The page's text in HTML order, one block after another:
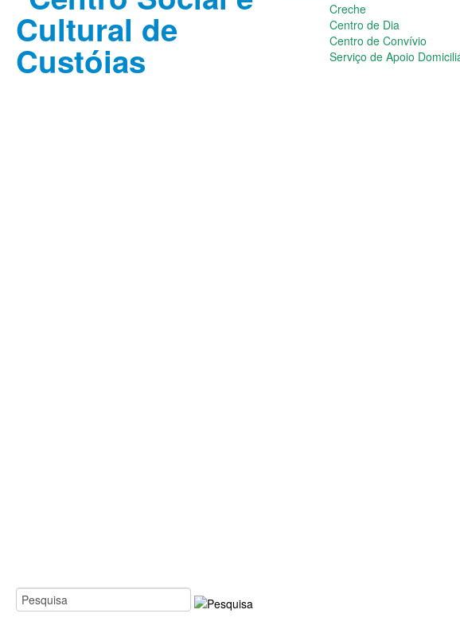
Creche
Centro de Dia
Centro de Convívio
Serviço de Apoio